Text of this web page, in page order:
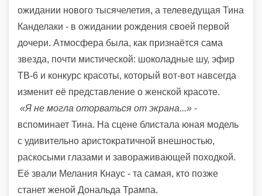
ожидании нового тысячелетия, а телеведущая Тина
Канделаки - в ожидании рождения своей первой
дочери. Атмосфера была, как признаётся сама
звезда, почти мистической: шоколадные шу, эфир
ТВ-6 и конкурс красоты, который вот-вот навсегда
изменит её представление о женской красоте.
«Я не могла оторваться от экрана...» -
вспоминает Тина. На сцене блистала юная модель
с удивительно аристократичной внешностью,
раскосыми глазами и завораживающей походкой.
Её звали Мелания Кнаус - та самая, кто позже
станет женой Дональда Трампа.